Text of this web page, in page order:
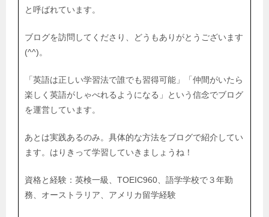
と呼ばれています。
ブログを訪問してくださり、どうもありがとうございます
(^^)。
「英語は正しい学習法で誰でも習得可能」「仲間がいたら
楽しく英語がしゃべれるようになる」という信念でブログ
を運営しています。
あとは実践あるのみ。具体的な方法をブログで紹介してい
ます。はりきって学習していきましょうね！
資格と経験：英検一級、TOEIC960、語学学校で３年勤
務、オーストラリア、アメリカ留学経験